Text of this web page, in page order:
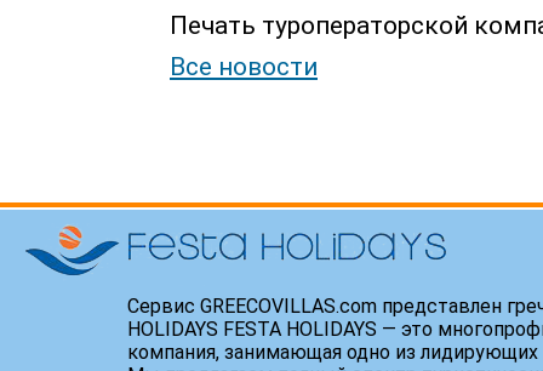
Печать туроператорской
Все новости
Сервис GREECOVILLAS.com представлен
HOLIDAYS FESTA HOLIDAYS — это
компания, занимающая одно из